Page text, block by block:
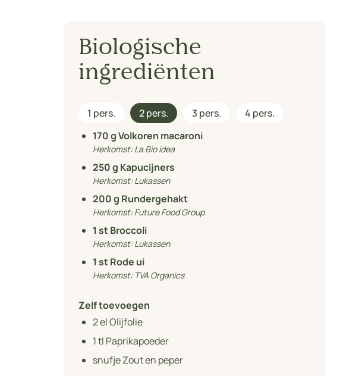
Biologische
ingrediënten
1 pers. 2 pers. 3 pers.
4 pers.
170g Volkoren macaroni
Herkomst:La Bio idea
250g Kapucijners
Herkomst:Lukassen
200g Rundergehakt
Herkomst:Future Food Group
1 st Broccoli
Herkomst:Lukassen
1 st Rode ui
Herkomst: TVA Organics
Zelf toevoegen
2el Olijfolie
1tl Paprikapoeder
snufje Zout en peper